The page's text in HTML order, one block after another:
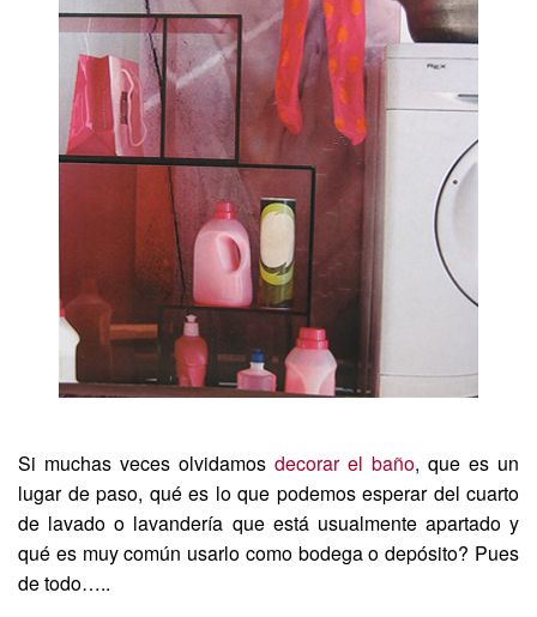
Si muchas veces olvidamos decorar el baño, que es un
lugar de paso, qué es lo que podemos esperar del cuarto
de lavado o lavandería que está usualmente apartado y
qué es muy común usarlo como bodega o depósito? Pues
de todo…..